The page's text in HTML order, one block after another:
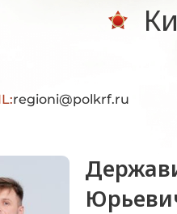
regioni@polkrf.ru